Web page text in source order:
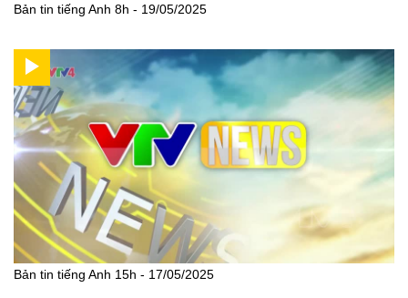
Bản tin tiếng Anh 8h - 19/05/2025
Bản tin tiếng Anh 15h - 17/05/2025